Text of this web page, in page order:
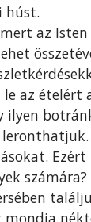
húst.
az
le az ételért
ilyen
Ezért
mondja